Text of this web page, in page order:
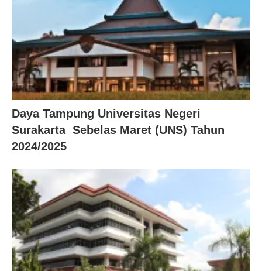
Daya Tampung Universitas Negeri
Surakarta Sebelas Maret (UNS) Tahun
2024/2025